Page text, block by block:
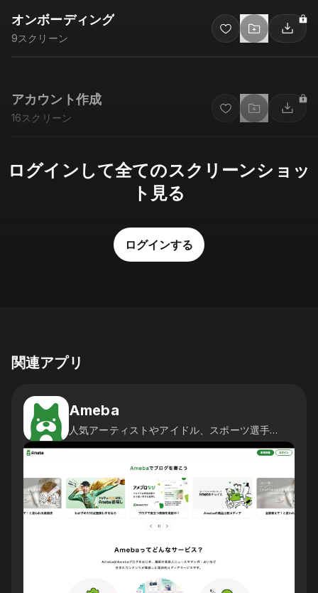
オンボーディング
9スクリーン
アカウント作成
16スクリーン
ログインして全てのスクリーンショッ
ト見る
ログインする
関連アプリ
Ameba
人気アーティストやアイドル、スポーツ選手など17,000人以上の芸能人・有名人ブログを読めるのはAmebaだけ。